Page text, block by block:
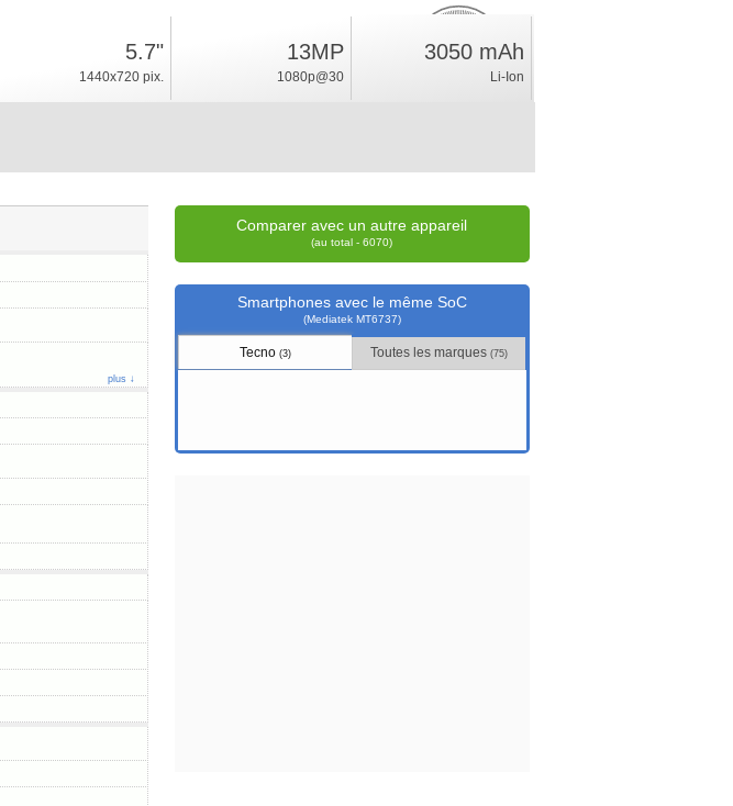
1.8%
5.7"
1440x720 pix.
13MP
1080p@30
3050 mAh
Li-Ion
plus ↓
Comparer avec un autre appareil
(au total - 6070)
Smartphones avec le même SoC
(Mediatek MT6737)
Tecno (3) Toutes les marques (75)